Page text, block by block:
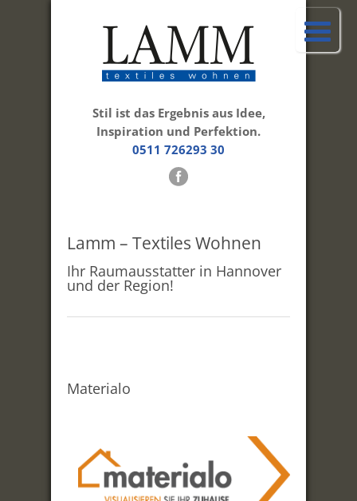
Stil ist das Ergebnis aus Idee,
Inspiration und Perfektion.
0511 726293 30
Lamm – Textiles Wohnen
Ihr Raumausstatter in Hannover
und der Region!
Materialo